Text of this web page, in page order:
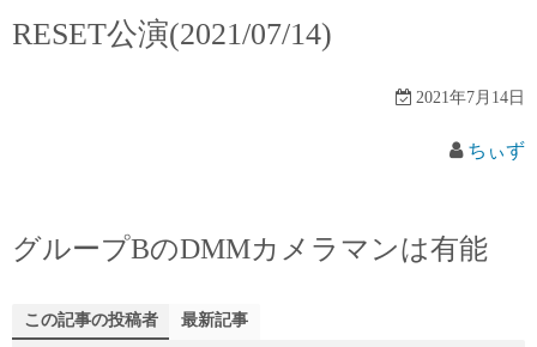
RESET公演(2021/07/14)
2021年7月14日
ちぃず
グループBのDMMカメラマンは有能
この記事の投稿者 最新記事